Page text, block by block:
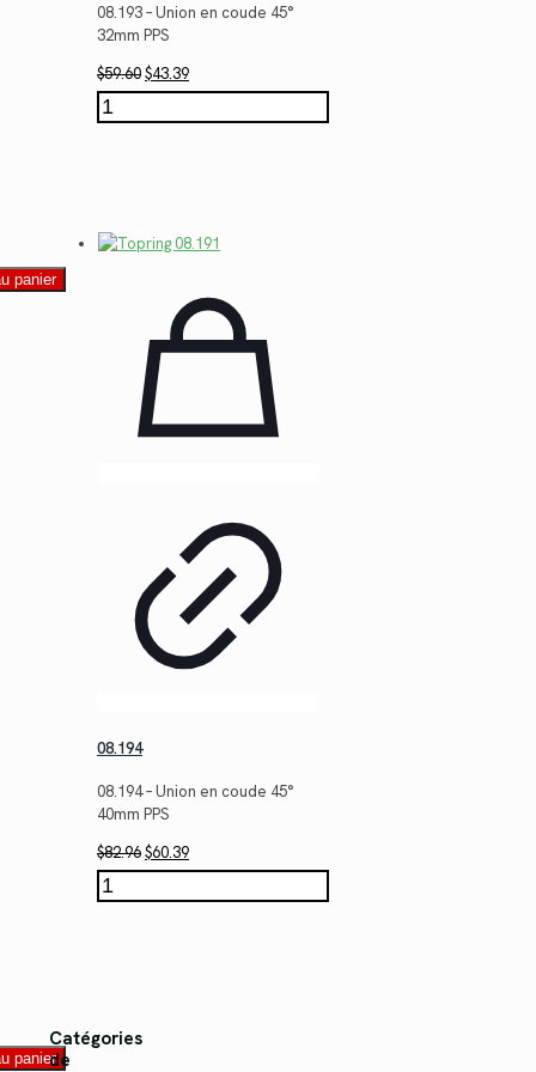
08.193 – Union en coude 45°
32mm PPS
$59.60Le
prix
initial
$43.39Le
prix
actuel
quantité
de
panier
08.194
08.194 – Union en coude 45°
40mm PPS
$82.96Le
prix
initial
$60.39Le
prix
actuel
quantité
de
panier
Catégories
de